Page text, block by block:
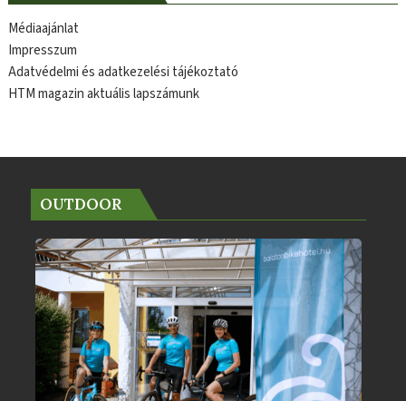
Médiaajánlat
Impresszum
Adatvédelmi és adatkezelési tájékoztató
HTM magazin aktuális lapszámunk
OUTDOOR